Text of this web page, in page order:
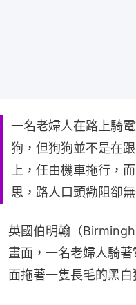
一名老婦人在路上騎
狗，但狗狗並不是在
上，任由機車拖行，
思，路人口頭勸阻卻無
英國伯明翰（
畫面，一名老婦人騎
面拖著一隻長毛的黑白